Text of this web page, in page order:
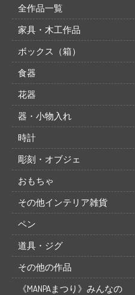
全作品一覧
家具・木工作品
ボックス（箱）
食器
花器
器・小物入れ
時計
彫刻・オブジェ
おもちゃ
その他インテリア雑貨
ペン
道具・ジグ
その他の作品
《MANPAまつり》みんなの